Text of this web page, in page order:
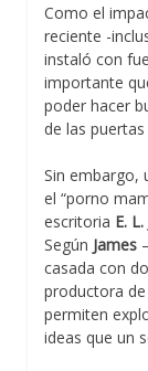
Como el
reciente -
instaló con
importante
poder hacer
de las
Sin embargo,
el “porno
escritoria E.
Según James
casada con
productora
permiten
ideas que un